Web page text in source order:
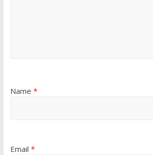
Name *
Email *